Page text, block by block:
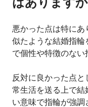
悪かった点は特に
似たような結婚指
で個性や特徴のない
反対に良かった点
常生活を送る上で結
い意味で指輪が強